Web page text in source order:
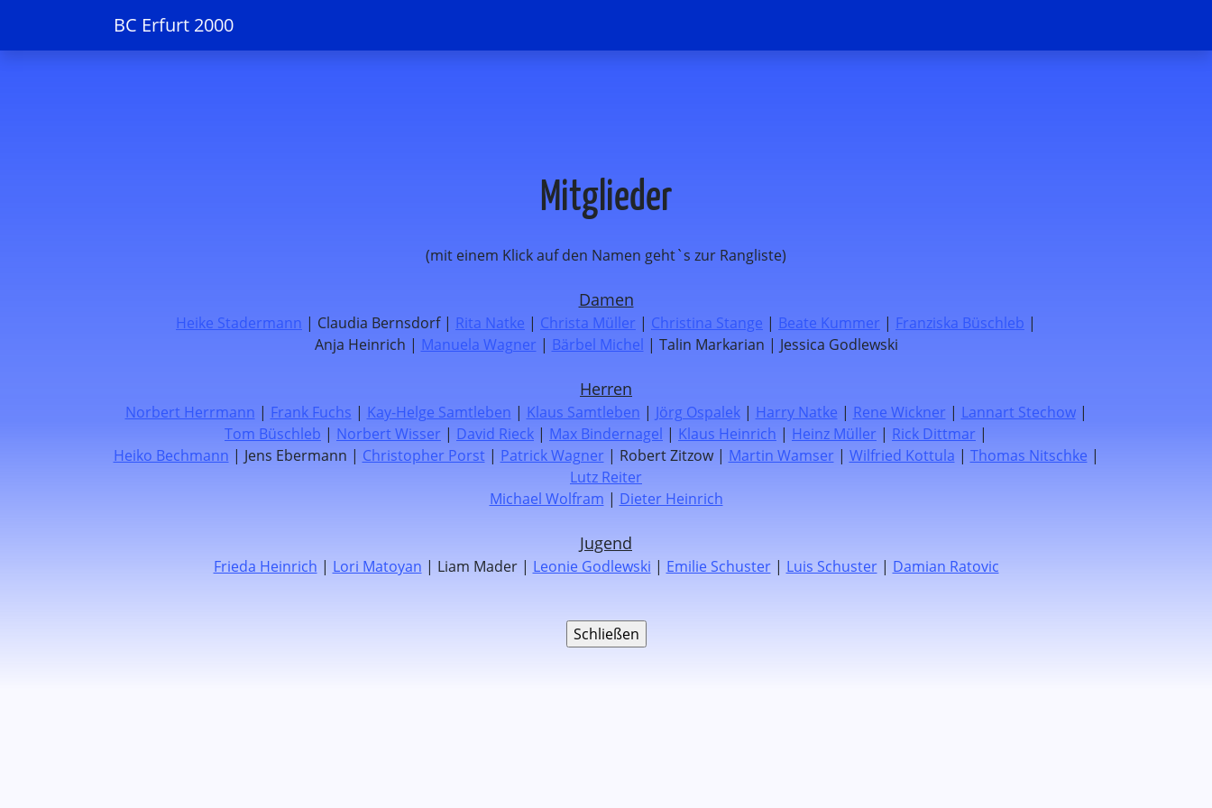
BC Erfurt 2000
Mitglieder
(mit einem Klick auf den Namen geht`s zur Rangliste)
Damen
Heike Stadermann | Claudia Bernsdorf | Rita Natke | Christa Müller | Christina Stange | Beate Kummer | Franziska Büschleb |
Anja Heinrich | Manuela Wagner | Bärbel Michel | Talin Markarian | Jessica Godlewski
Herren
Norbert Herrmann | Frank Fuchs | Kay-Helge Samtleben | Klaus Samtleben | Jörg Ospalek| Harry Natke | Rene Wickner | Lannart Stechow|
Tom Büschleb | Norbert Wisser | David Rieck | Max Bindernagel | Klaus Heinrich | Heinz Müller | Rick Dittmar |
Heiko Bechmann | Jens Ebermann | Christopher Porst| Patrick Wagner | Robert Zitzow | Martin Wamser | Wilfried Kottula | Thomas Nitschke |
Lutz Reiter
Michael Wolfram | Dieter Heinrich
Jugend
Frieda Heinrich | Lori Matoyan | Liam Mader | Leonie Godlewski | Emilie Schuster| Luis Schuster| Damian Ratovic